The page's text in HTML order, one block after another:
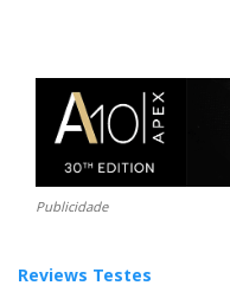
Publicidade
Reviews Testes